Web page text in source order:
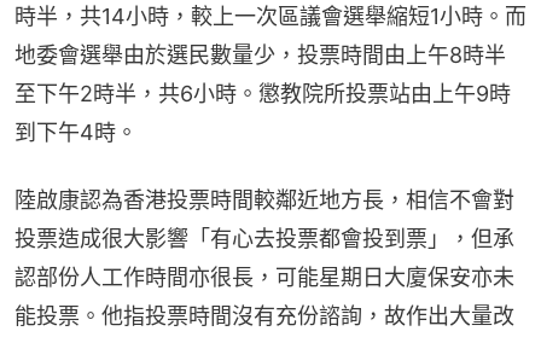
時半，共14小時，較上一次區議會選舉縮短1小時。而
地委會選舉由於選民數量少，投票時間由上午8時半
至下午2時半，共6小時。懲教院所投票站由上午9時
到下午4時。
陸啟康認為香港投票時間較鄰近地方長，相信不會對
投票造成很大影響「有心去投票都會投到票」，但承
認部份人工作時間亦很長，可能星期日大廈保安亦未
能投票。他指投票時間沒有充份諮詢，故作出大量改